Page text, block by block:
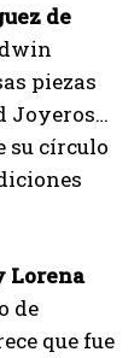
de
piezas
Joyeros…
su círculo
Lorena
de
que fue